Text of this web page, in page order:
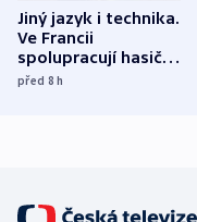
Jiný jazyk i technika.
Ve Francii
spolupracují hasiči z
různých zemí
před 8h